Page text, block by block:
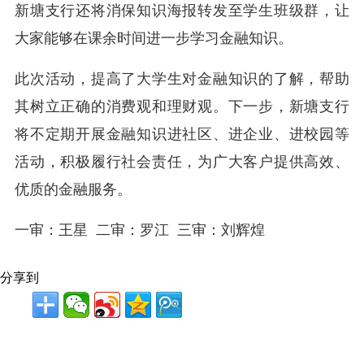
新塘支行还将消保知识海报转发至学生班级群，让
大家能够在课余时间进一步学习金融知识。
此次活动，提高了大学生对金融知识的了解，帮助
其树立正确的消费观和理财观。下一步，新塘支行
将不定期开展金融知识进社区、进企业、进校园等
活动，积极履行社会责任，为广大客户提供高效、
优质的金融服务。
一审：王星 二审：罗江 三审：刘辉煌
分享到